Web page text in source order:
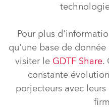
Pour plus
qu'une base de
visiter le GDTF Share.
constante
porjecteurs avec